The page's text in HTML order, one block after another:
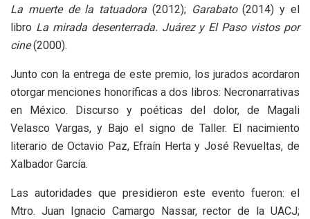
La muerte de la tatuadora (2012); Garabato(2014) y el
libro La mirada desenterrada. Juárez y El Paso vistos por
cine(2000).
Junto con la entrega de este premio, los jurados acordaron
otorgar menciones honoríficas a dos libros: Necronarrativas
en México. Discurso y poéticas del dolor, de Magali
Velasco Vargas, y Bajo el signo de Taller. El nacimiento
literario de Octavio Paz, Efraín Herta y José Revueltas, de
Xalbador García.
Las autoridades que presidieron este evento fueron: el
Mtro. Juan Ignacio Camargo Nassar, rector de la UACJ;